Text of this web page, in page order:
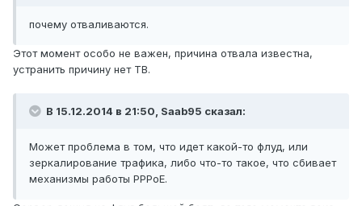
почему отваливаются.
Этот момент особо не важен, причина отвала известна,
устранить причину нет ТВ.
В 15.12.2014 в 21:50, Saab95 сказал:
Может проблема в том, что идет какой-то флуд, или
зеркалирование трафика, либо что-то такое, что сбивает
механизмы работы PPPoE.